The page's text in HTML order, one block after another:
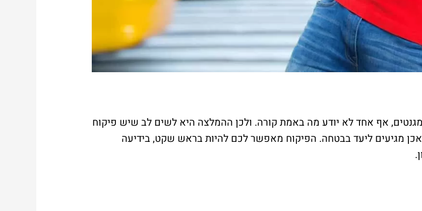
אף אחד לא יודע מה באמת קורה. ולכן ההמלצה היא לשים לב שיש פיקוח
מגיעים ליעד בבטחה. הפיקוח מאפשר לכם להיות בראש שקט, בידיעה